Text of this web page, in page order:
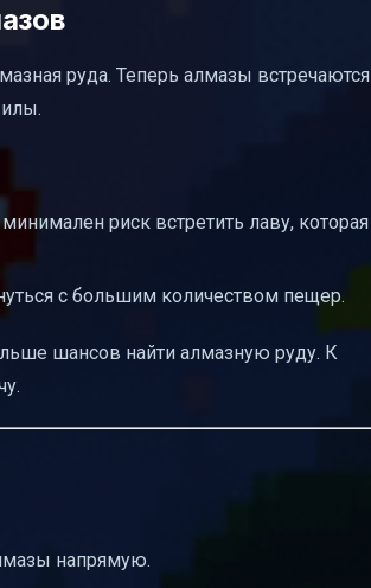
руда. Теперь алмазы встречаются
риск встретить лаву, которая
с большим количеством пещер.
шансов найти алмазную руду. К
напрямую.